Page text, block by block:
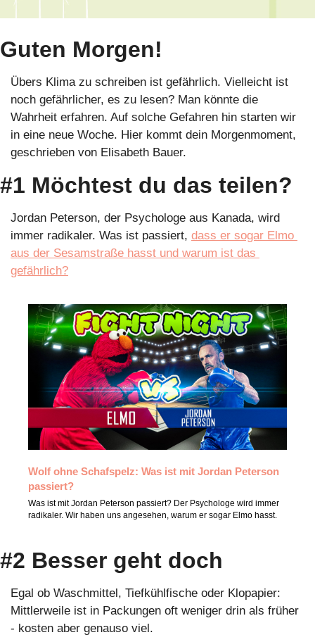
Guten Morgen!
Übers Klima zu schreiben ist gefährlich. Vielleicht ist
noch gefährlicher, es zu lesen? Man könnte die
Wahrheit erfahren. Auf solche Gefahren hin starten wir
in eine neue Woche. Hier kommt dein Morgenmoment,
geschrieben von Elisabeth Bauer.
#1 Möchtest du das teilen?
Jordan Peterson, der Psychologe aus Kanada, wird
immer radikaler. Was ist passiert, dass er sogar Elmo
aus der Sesamstraße hasst und warum ist das
gefährlich?
Wolf ohne Schafspelz: Was ist mit Jordan Peterson
passiert?
Was ist mit Jordan Peterson passiert? Der Psychologe wird immer
radikaler. Wir haben uns angesehen, warum er sogar Elmo hasst.
#2 Besser geht doch
Egal ob Waschmittel, Tiefkühlfische oder Klopapier:
Mittlerweile ist in Packungen oft weniger drin als früher
- kosten aber genauso viel.